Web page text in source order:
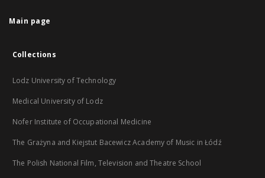
Main page
Collections
Lodz University of Technology
Medical University of Lodz
Nofer Institute of Occupational Medicine
The Grażyna and Kiejstut Bacewicz Academy of Music in Łódź
The Polish National Film, Television and Theatre School